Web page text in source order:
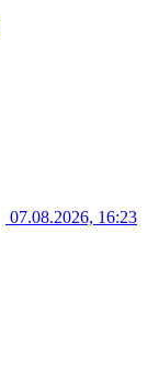
07.08.2026, 16:23